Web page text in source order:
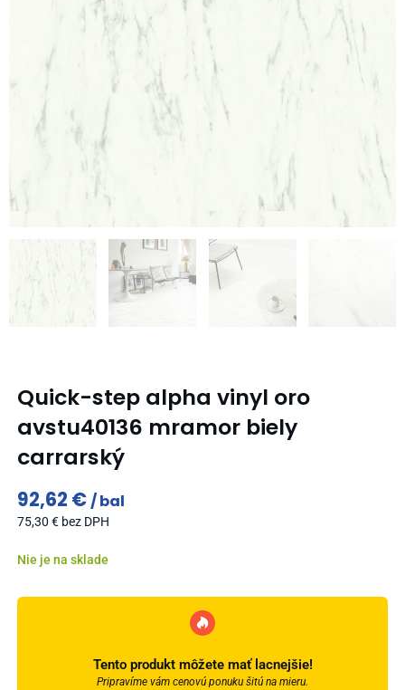
Quick-step alpha vinyl oro
avstu40136 mramor biely
carrarský
92,62 € bal
75,30 € bez DPH
Nie je na sklade
Tento produkt môžete mať lacnejšie!
Pripravíme vám cenovú ponuku šitú na mieru.